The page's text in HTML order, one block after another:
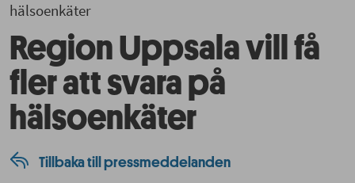
hälsoenkäter
Region Uppsala vill få
fler att svara på
hälsoenkäter
Tillbaka till pressmeddelanden